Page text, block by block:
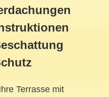
Terrasse mit